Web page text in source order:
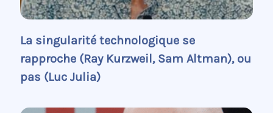
La singularité technologique se
rapproche (Ray Kurzweil, Sam Altman), ou
pas (Luc Julia)